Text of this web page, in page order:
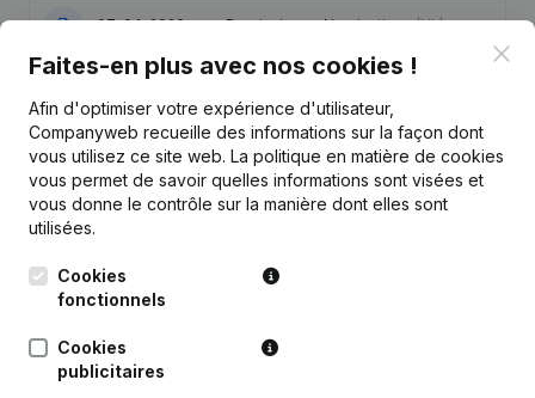
07-04-2026 Demissions - Nominations(NL)
01-04-2025
26-03-2024
Rubrique Fin (Cessation, Annulation
Cessation, Nullite, Concordat,
Reorganisation Judiciaire, etc...)(NL)
25-04-2023
Coordination, Autres Modifications,
20-06-2022 Demissions - Nominations
Faites-en plus avec nos cookies !
Afin d'optimiser votre expérience d'utilisateur,
Companyweb recueille des informations sur la façon dont
vous utilisez ce site web. La politique en matière de cookies
vous permet de savoir quelles informations sont visées et
vous donne le contrôle sur la manière dont elles sont
utilisées.
Cookies
fonctionnels
Cookies
publicitaires